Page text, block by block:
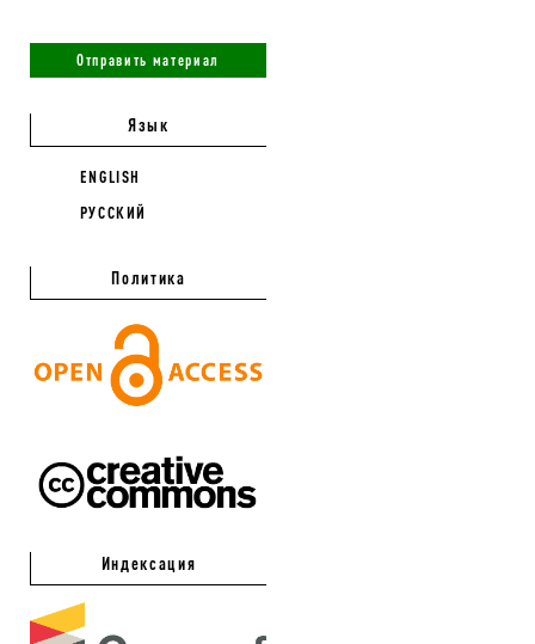
Отправить материал
Язык
ENGLISH
РУССКИЙ
Политика
Индексация